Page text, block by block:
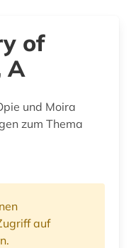
of
A
und Moira
auf